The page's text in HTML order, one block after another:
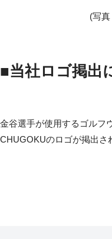
(写
■当社ロゴ掲出
金谷選手が使用するゴルフ
CHUGOKUのロゴが掲出さ